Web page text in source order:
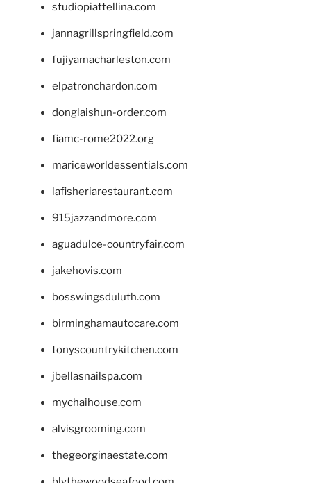
studiopiattellina.com
jannagrillspringfield.com
fujiyamacharleston.com
elpatronchardon.com
donglaishun-order.com
fiamc-rome2022.org
mariceworldessentials.com
lafisheriarestaurant.com
915jazzandmore.com
aguadulce-countryfair.com
jakehovis.com
bosswingsduluth.com
birminghamautocare.com
tonyscountrykitchen.com
jbellasnailspa.com
mychaihouse.com
alvisgrooming.com
thegeorginaestate.com